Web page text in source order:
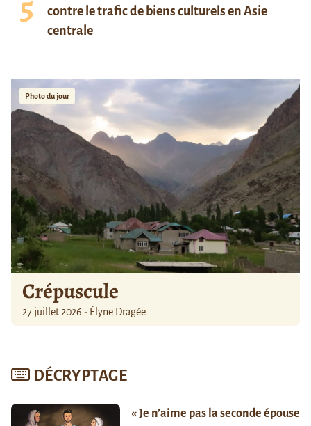
contre le trafic de biens culturels en Asie
centrale
Photo du jour
Crépuscule
27 juillet 2026 - Élyne Dragée
DÉCRYPTAGE
« Je n’aime pas la seconde épouse